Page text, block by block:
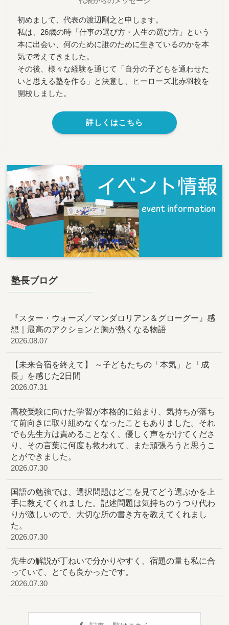
初めまして、代表の渡辺剛之と申します。
私は、26歳の時「仕事の選び方・人生の選び方」という
本に出会い、何のために誰のために生きているのかを本
気で考えてきました。
その後、様々な経験を通じて「自分の子どもを通わせた
いと思える塾を作る」と決意し、ヒーローズ北赤羽校を
開校しました。
詳しくはこちら
塾長ブログ
『スター・ウォーズ／マンダロリアン＆グローグー』感
想｜最高のアクションと胸が熱くなる物語
2026.08.07
【未来合宿を終えて】 ～子どもたちの「本気」と「成
長」を感じた2日間
2026.07.31
高校受験に向けた学習が本格的に始まり、気持ちが落ち
て前向きに取り組めなくなったこともありました。それ
でも先生方は責めることなく、優しく声をかけてくださ
り、その言葉に何度も救われて、また頑張ろうと思うこ
とができました。
2026.07.30
国語の勉強では、選択問題はどこを見てどう選ぶかを上
手に教えてくれました。記述問題は気持ちのうつり代わ
りが激しいので、大切な所の書き方を教えてくれまし
た。
2026.07.30
先生の解説が丁ねいで分かりやすく、宿題の量も私に合
っていて、とても良かったです。
2026.07.30